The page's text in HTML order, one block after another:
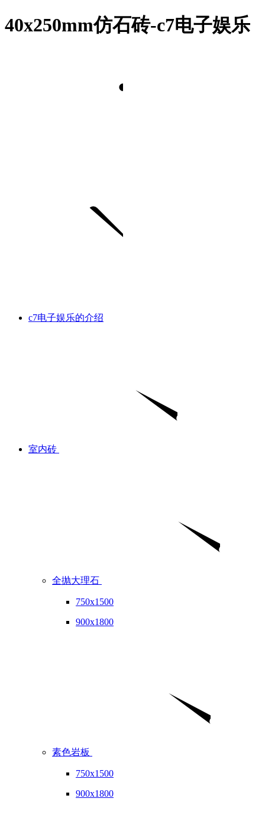
40x250mm仿石砖-c7电子娱乐
c7电子娱乐的介绍
室内砖
全抛大理石
750x1500
900x1800
素色岩板
750x1500
900x1800